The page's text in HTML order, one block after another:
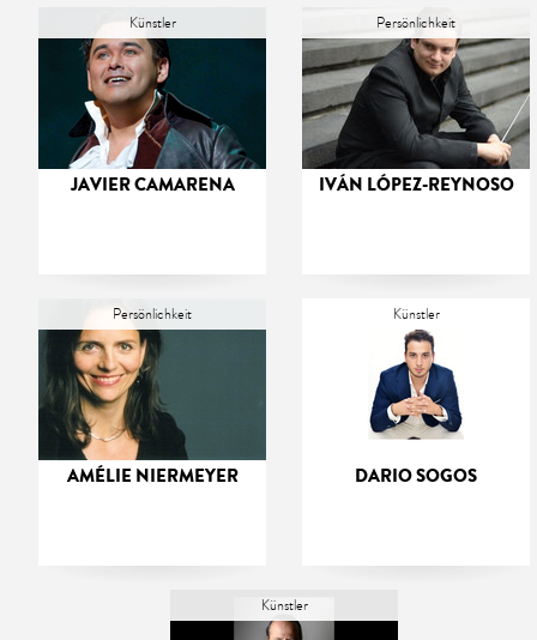
Künstler
JAVIER CAMARENA
Persönlichkeit
IVÁN LÓPEZ-REYNOSO
Persönlichkeit
AMÉLIE NIERMEYER
Künstler
DARIO SOGOS
Künstler